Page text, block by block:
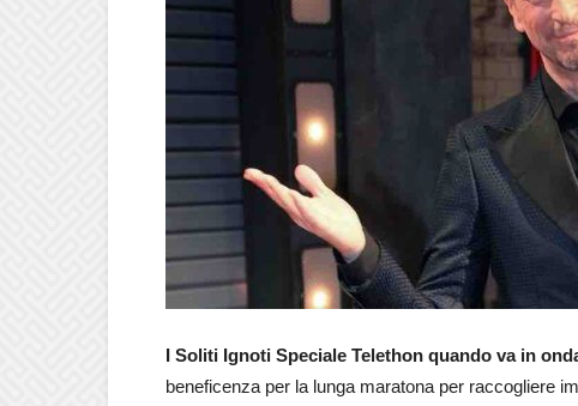
I Soliti Ignoti Speciale Telethon quando va in
beneficenza per la lunga maratona per raccogliere